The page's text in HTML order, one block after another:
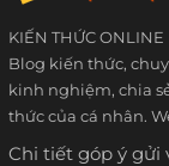
KIẾN THỨC ONLINE
Blog kiến thức,
kinh nghiệm, chia
thức của cá nhân.
Chi tiết góp ý gửi